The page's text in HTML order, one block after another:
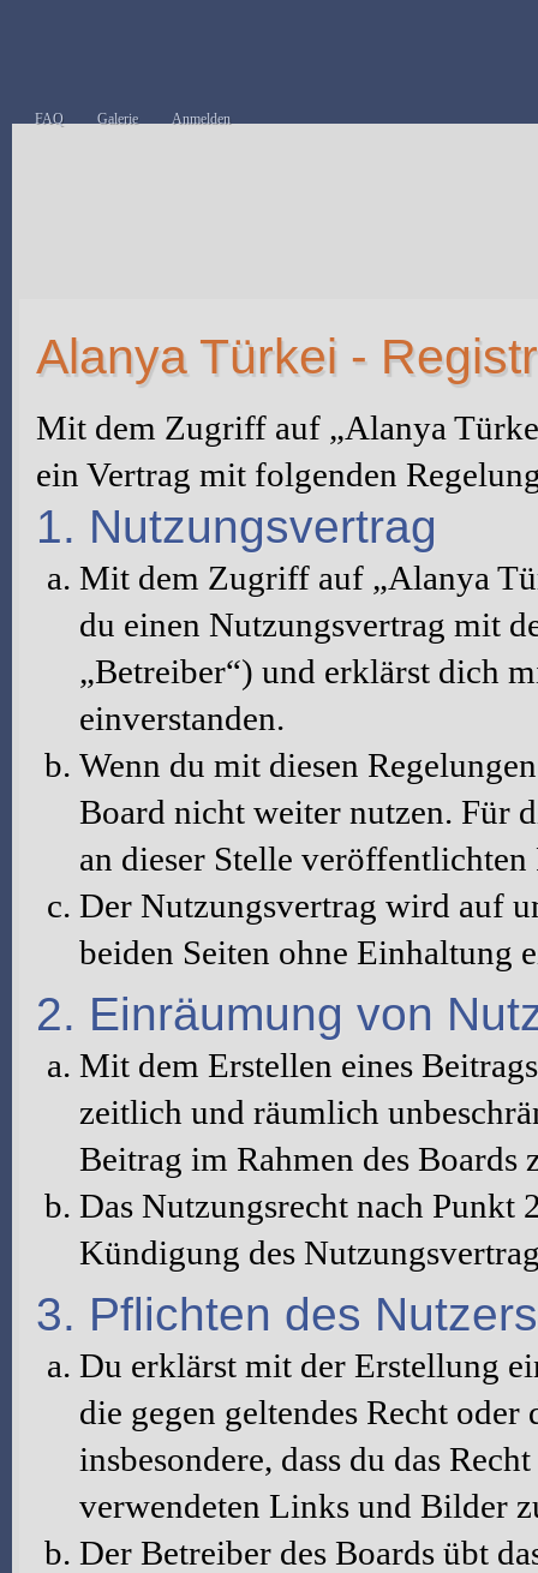
FAQ Galerie Anmelden
Alanya Türkei -
Mit dem Zugriff auf „Alanya
ein Vertrag mit folgenden
1. Nutzungsvertrag
Mit dem Zugriff auf „Alanya
du einen Nutzungsvertrag mit
„Betreiber“) und erklärst dich
einverstanden.
Wenn du mit diesen
Board nicht weiter nutzen. Für
an dieser Stelle veröffentlichten
Der Nutzungsvertrag wird auf
beiden Seiten ohne Einhaltung
2. Einräumung von
Mit dem Erstellen eines
zeitlich und räumlich
Beitrag im Rahmen des Boards
Das Nutzungsrecht nach Punkt
Kündigung des
3. Pflichten des Nutzers
Du erklärst mit der Erstellung
die gegen geltendes Recht
insbesondere, dass du das
verwendeten Links und Bilder
Der Betreiber des Boards übt